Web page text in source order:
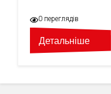
0 переглядів
Детальніше